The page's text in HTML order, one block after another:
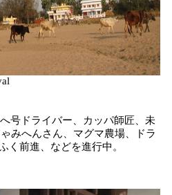
号ドライバー、カッパ師匠、未
みへんさん、マグマ農場、ドラ
く前進、などを進行中。